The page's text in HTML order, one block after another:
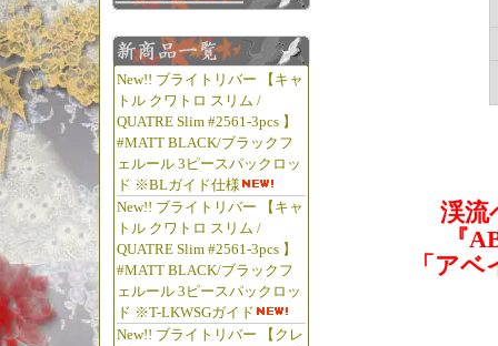
New!! ブライトリバー 【キャ
トル クワトロ スリム /
QUATRE Slim #2561-3pcs 】
#MATT BLACK/ブラックフ
ェルール 3ピースパックロッ
ド ※BLガイド仕様
New!! ブライトリバー 【キャ
トル クワトロ スリム /
QUATRE Slim #2561-3pcs 】
#MATT BLACK/ブラックフ
ェルール 3ピースパックロッ
ド ※T-LKWSGガイド
New!! ブライトリバー 【クレ
渓流
『
「ア